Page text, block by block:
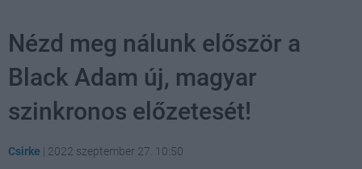
Nézd meg nálunk először a
Black Adam új, magyar
szinkronos előzetesét!
Csirke | 2022 szeptember 27. 10:50